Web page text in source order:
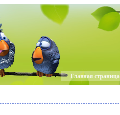
Главная страница